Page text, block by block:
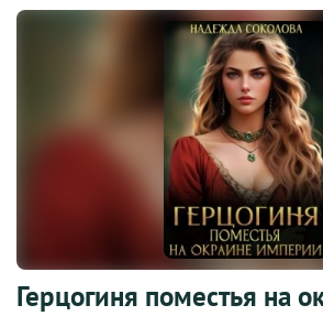
Герцогиня поместья на